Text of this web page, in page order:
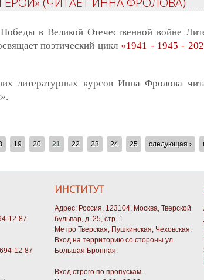
в Великой Отечественной войне
поэтический цикл «1941 - 1945 -
литературных курсов Инна Фролова
19 20 21 22 23 24 25 следующая ›
12-87
12-87
ИНСТИТУТ
Адрес: Россия, 123104, Москва, Тверской
бульвар, д. 25, стр. 1
Метро Тверская, Пушкинская, Чеховская.
Вход на территорию со стороны ул.
Большая Бронная.
Вход строго по пропускам.